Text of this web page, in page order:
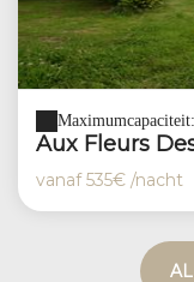
Aux Fleurs
vanaf535€ /nacht